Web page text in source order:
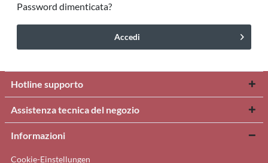
Password dimenticata?
Accedi
Hotline supporto
Assistenza tecnica del negozio
Informazioni
Cookie-Einstellungen